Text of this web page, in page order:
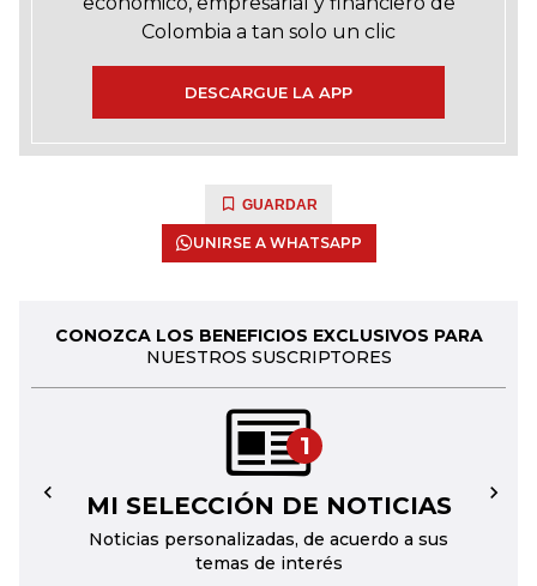
Colombia a tan solo un clic
DESCARGUE LA APP
GUARDAR
UNIRSE A WHATSAPP
CONOZCA LOS BENEFICIOS EXCLUSIVOS PARA
NUESTROS SUSCRIPTORES
1
MI SELECCIÓN DE NOTICIAS
Noticias personalizadas, de acuerdo a sus
temas de interés
← →